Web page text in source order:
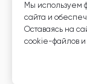
Магазин
Любая
Мы используем
сайта и
Оставаясь на
cookie-файлов и